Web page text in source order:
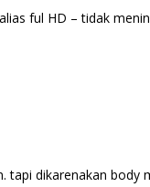
ful HD – tidak
dikarenakan body